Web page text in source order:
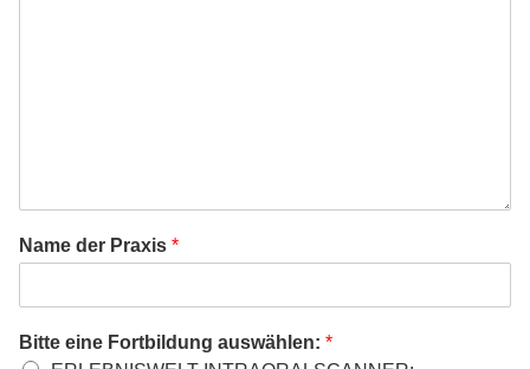
Name der Praxis *
Bitte eine Fortbildung auswählen: *